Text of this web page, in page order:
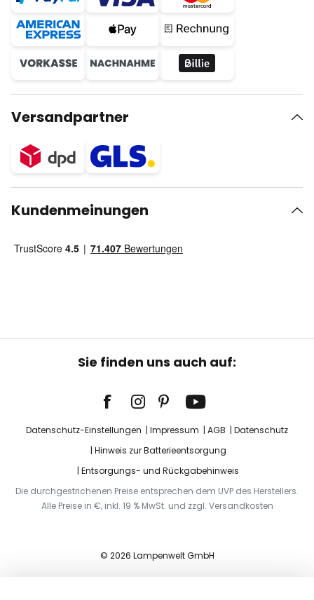
Versandpartner
Kundenmeinungen
Sie finden uns auch auf:
Datenschutz-Einstellungen Impressum AGB
Datenschutz
Hinweis zur Batterieentsorgung
Entsorgungs- und Rückgabehinweis
Die durchgestrichenen Preise entsprechen dem UVP des Herstellers.
Alle Preise in €, inkl. 19 % MwSt. und zzgl. Versandkosten
© 2026 Lampenwelt GmbH